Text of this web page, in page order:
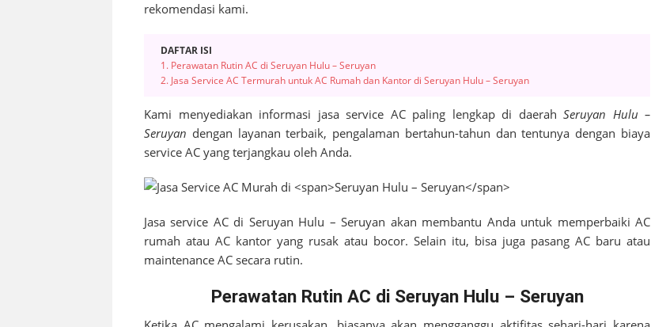
rekomendasi kami.
DAFTAR ISI
1. Perawatan Rutin AC di Seruyan Hulu – Seruyan
2. Jasa Service AC Termurah untuk AC Rumah dan Kantor di Seruyan Hulu – Seruyan
Kami menyediakan informasi jasa service AC paling lengkap di daerah Seruyan Hulu –
Seruyan dengan layanan terbaik, pengalaman bertahun-tahun dan tentunya dengan biaya
service AC yang terjangkau oleh Anda.
Jasa service AC di Seruyan Hulu – Seruyan akan membantu Anda untuk memperbaiki AC
rumah atau AC kantor yang rusak atau bocor. Selain itu, bisa juga pasang AC baru atau
maintenance AC secara rutin.
Perawatan Rutin AC di Seruyan Hulu – Seruyan